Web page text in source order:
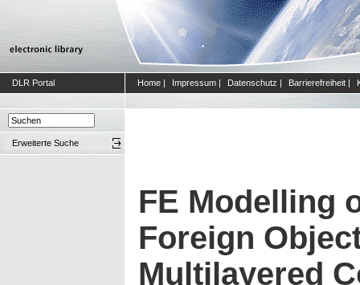
DLR Portal Home | Impressum | Datenschutz | Barrierefreiheit |
Erweiterte Suche
FE Modelling
Foreign
Multilayered